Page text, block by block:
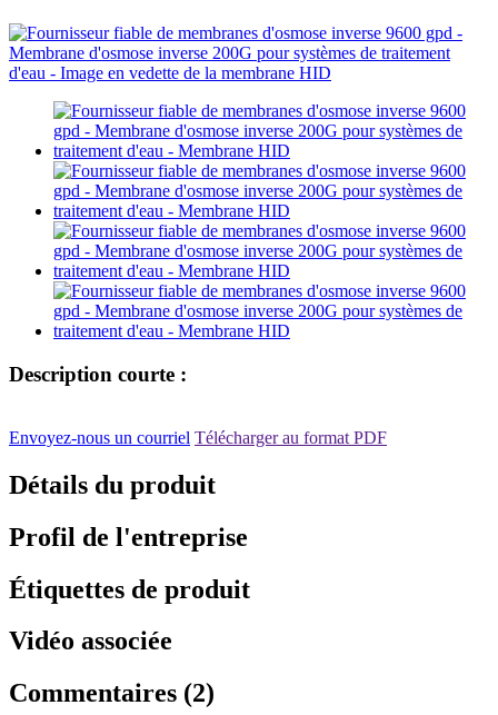
Description courte :
Envoyez-nous un courriel Télécharger au format PDF
Détails du produit
Profil de l'entreprise
Étiquettes de produit
Vidéo associée
Commentaires (2)